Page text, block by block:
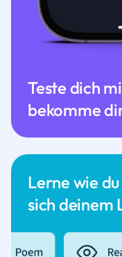
Lerne wie
sich deinem
Teste dich
bekomme